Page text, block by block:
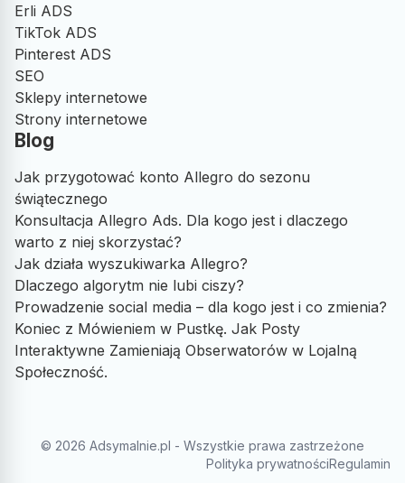
Erli ADS
TikTok ADS
Pinterest ADS
SEO
Sklepy internetowe
Strony internetowe
Blog
Jak przygotować konto Allegro do sezonu
świątecznego
Konsultacja Allegro Ads. Dla kogo jest i dlaczego
warto z niej skorzystać?
Jak działa wyszukiwarka Allegro?
Dlaczego algorytm nie lubi ciszy?
Prowadzenie social media – dla kogo jest i co zmienia?
Koniec z Mówieniem w Pustkę. Jak Posty
Interaktywne Zamieniają Obserwatorów w Lojalną
Społeczność.
© 2026 Adsymalnie.pl - Wszystkie prawa zastrzeżone
Polityka prywatnościRegulamin